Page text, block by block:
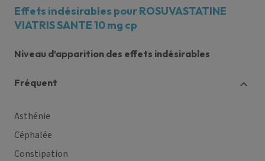
Effets indésirables pour ROSUVASTATINE
VIATRIS SANTE 10 mg cp
Niveau d’apparition des effets indésirables
fréquent
Asthénie
Céphalée
Constipation